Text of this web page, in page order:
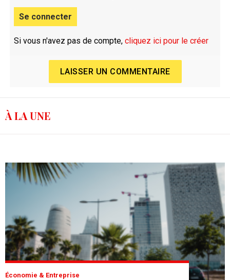
Se connecter
Si vous n'avez pas de compte, cliquez ici pour le créer
LAISSER UN COMMENTAIRE
À LA UNE
Économie & Entreprise